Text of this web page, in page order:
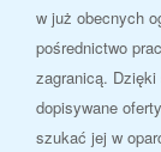
w już obecnych
pośrednictwo
zagranicą. Dzięki
dopisywane
szukać jej w